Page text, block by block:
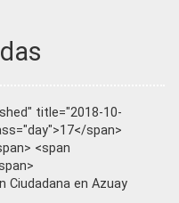
title="2018-10-
span>
<span
Ciudadana en Azuay